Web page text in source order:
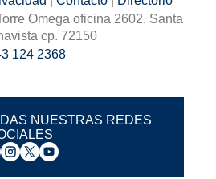
Omega oficina 2602. Santa
cp. 72150
124 2368
NUESTRAS REDES